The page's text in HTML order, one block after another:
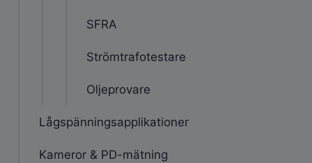
SFRA
Strömtrafotestare
Oljeprovare
Lågspänningsapplikationer
Kameror & PD-mätning